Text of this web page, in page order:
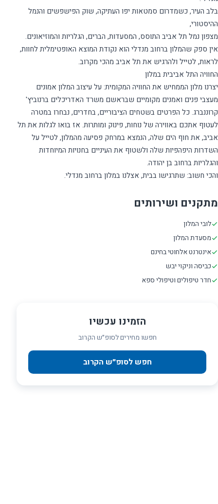
בלב העיר, כשמדרום סמטאות יפו העתיקה, שוק הפישפשים והנמל
אין ספק שהמלון ברחוב מנדלי הוא נקודת המוצא האופטימלית לחוות,
יצרנו מלון הממחיש את החוויה המקומית: על עיצוב המלון אמונים
מעצבי פנים ואמנים מקומיים שבראשם משרד האדריכלים ברנוביץ'
קרוננברג. כל הפרטים בשטחים הציבוריים, בחדרים, נבחרו במטרה
לעטוף אתכם באווירה של נוחות, פינוק ומותרות. אז בואו לגלות את תל
אביב, את חוף הים שלה, הנמצא במרחק פסיעה מהמלון, לטייל על
השדרות היפהפיות שלה ולשטוף את העיניים בחנויות המיוחדות
והכי חשוב: שתרגישו בבית, אצלנו במלון ברחוב מנדלי.
מתקנים ושירותים
לובי המלון
מסעדת המלון
אינטרנט אלחוטי בחינם
כביסה וניקוי יבש
חדר טיפולים וטיפולי ספא
הזמינו עכשיו
חפשו מחירים לסופ״ש הקרוב
חפש לסופ״ש הקרוב